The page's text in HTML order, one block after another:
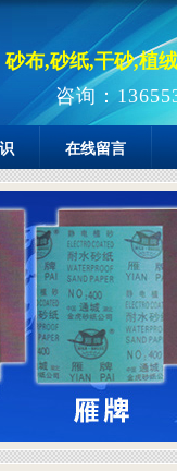
砂布,砂纸,干砂,植
咨询：
在线留言